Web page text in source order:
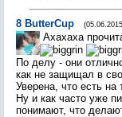
8 ButterCup
Ахахаха
По делу - они
как не защищал в
Уверена, что есть на
Ну и как часто уже
понимают, что